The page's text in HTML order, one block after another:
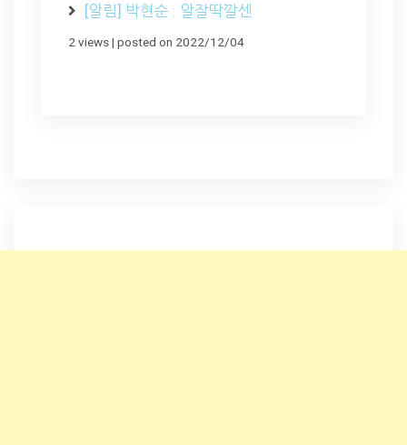
[알림] 박현순 : 알잘딱깔센
2 views| posted on 2022/12/04